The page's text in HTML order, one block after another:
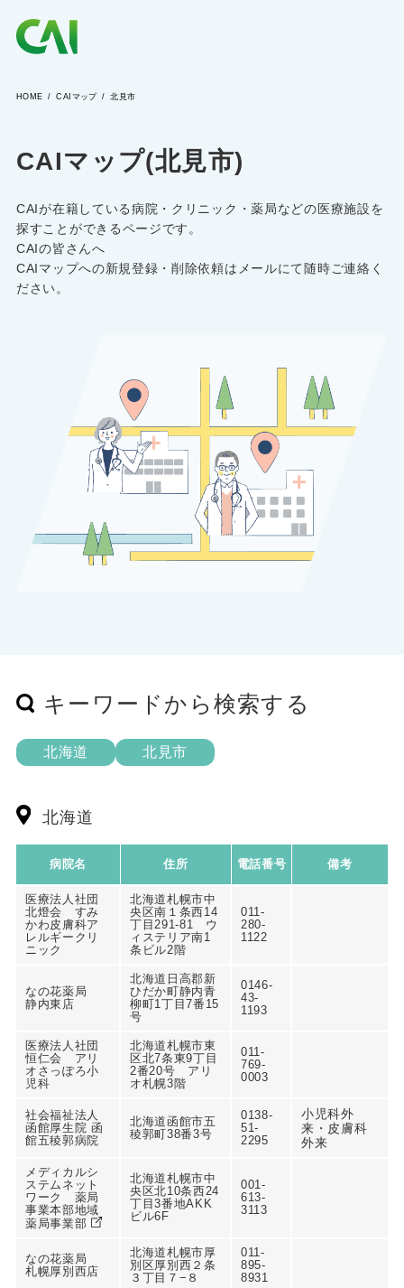
CAIとは
CAIを目指す方へ
CAIの方へ
HOME CAIマップ 北見市
CAIマップ(北見市)
CAIが在籍している病院・クリニック・薬局などの医療施設を
探すことができるページです。
CAIの皆さんへ
CAIマップへの新規登録・削除依頼はメールにて随時ご連絡く
ださい。
キーワードから検索する
北海道 北見市
北海道
病院名 住所 電話番号 備考
医療法人社団
北燈会 すみ
かわ皮膚科ア
レルギークリ
ニック
北海道札幌市中
央区南１条西14
丁目291-81 ウ
ィステリア南1
条ビル2階
011-
280-
1122
なの花薬局
静内東店
北海道日高郡新
ひだか町静内青
柳町1丁目7番15
号
0146-
43-
1193
医療法人社団
恒仁会 アリ
オさっぽろ小
児科
北海道札幌市東
区北7条東9丁目
2番20号 アリ
オ札幌3階
011-
769-
0003
社会福祉法人
函館厚生院 函
館五稜郭病院
北海道函館市五
稜郭町38番3号
0138-
51-
2295
小児科外
来・皮膚科
外来
メディカルシ
ステムネット
ワーク 薬局
事業本部地域
薬局事業部
北海道札幌市中
央区北10条西24
丁目3番地AKK
ビル6F
001-
613-
3113
なの花薬局
札幌厚別西店
北海道札幌市厚
別区厚別西２条
３丁目７−８
011-
895-
8931